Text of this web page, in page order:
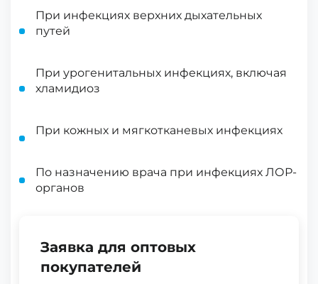
При инфекциях верхних дыхательных
путей
При урогенитальных инфекциях, включая
хламидиоз
При кожных и мягкотканевых инфекциях
По назначению врача при инфекциях ЛОР-
органов
Заявка для оптовых
покупателей